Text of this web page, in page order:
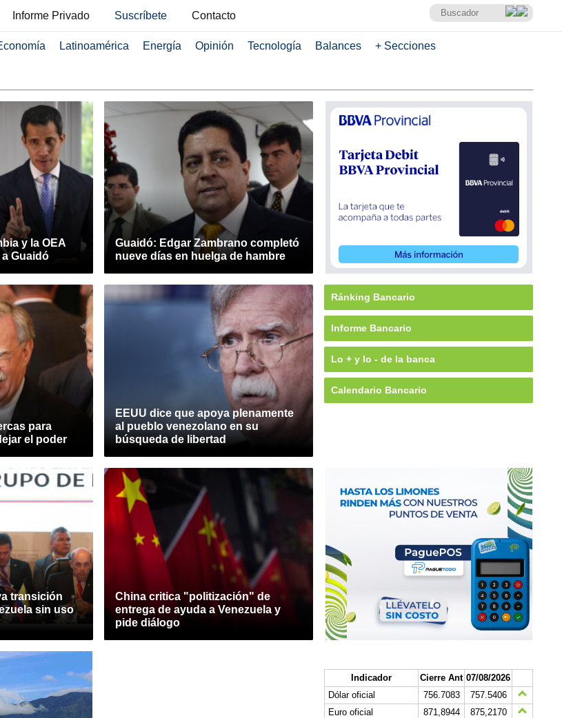
Informe Privado Suscríbete Contacto
Latinoamérica Energía Opinión Tecnología Balances + Secciones
y la OEA
Guaidó
Guaidó: Edgar Zambrano completó
nueve días en huelga de hambre
para
el poder
EEUU dice que apoya plenamente
al pueblo venezolano en su
búsqueda de libertad
transición
sin uso
China critica "politización" de
entrega de ayuda a Venezuela y
pide diálogo
Ránking Bancario
Informe Bancario
Lo + y lo - de la banca
Calendario Bancario
Indicador Cierre Ant 07/08/2026
Dólar oficial
756.7083
757.5406
Euro oficial
871,8944
875,2170